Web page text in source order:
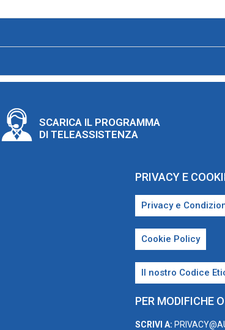
SCARICA IL PROGRAMMA
DI TELEASSISTENZA
PRIVACY E
Privacy e
Cookie Policy
Il nostro Codice
PER MODIFICHE
SCRIVI A: